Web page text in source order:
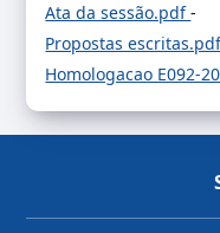
Ata da sessão.pdf-
Propostas
Homologacao E092-